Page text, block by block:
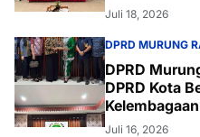
Juli 18, 2026
DPRD MURUNG
DPRD
DPRD Kota
Kelembagaan
Juli 16, 2026